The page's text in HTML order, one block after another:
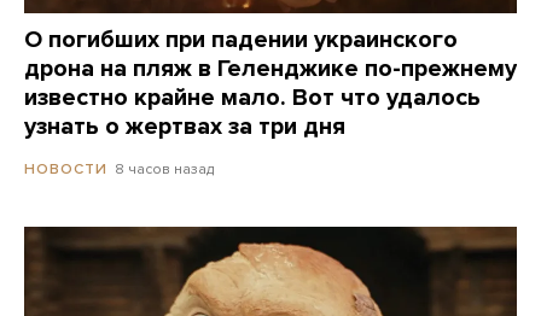
О погибших при падении украинского
дрона на пляж в Геленджике по-прежнему
известно крайне мало. Вот что удалось
узнать о жертвах за три дня
НОВОСТИ 8 часов назад